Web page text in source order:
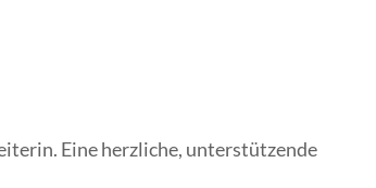
Eine herzliche, unterstützende